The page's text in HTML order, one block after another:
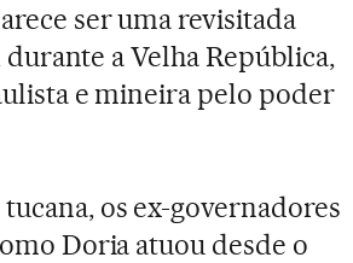
ser uma revisitada
durante a Velha República,
e mineira pelo poder
os ex-governadores
Doria atuou desde o